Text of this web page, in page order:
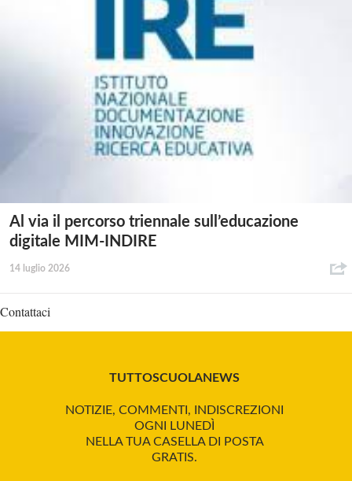
Al via il percorso triennale sull’educazione
digitale MIM-INDIRE
14 luglio 2026
Contattaci
TUTTOSCUOLANEWS
NOTIZIE, COMMENTI, INDISCREZIONI
OGNI LUNEDÌ
NELLA TUA CASELLA DI POSTA
GRATIS.